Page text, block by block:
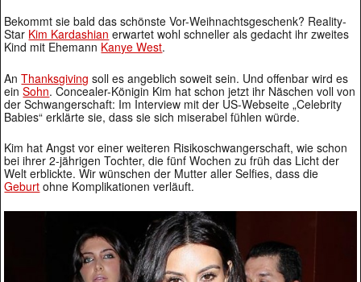
Bekommt sie bald das schönste Vor-Weihnachtsgeschenk? Reality-
Star Kim Kardashian erwartet wohl schneller als gedacht ihr zweites
Kind mit Ehemann Kanye West.
AnThanksgiving soll es angeblich soweit sein. Und offenbar wird es
einSohn. Concealer-Königin Kim hat schon jetzt ihr Näschen voll von
der Schwangerschaft: Im Interview mit der US-Webseite „Celebrity
Babies“ erklärte sie, dass sie sich miserabel fühlen würde.
Kim hat Angst vor einer weiteren Risikoschwangerschaft, wie schon
bei ihrer 2-jährigen Tochter, die fünf Wochen zu früh das Licht der
Welt erblickte. Wir wünschen der Mutter aller Selfies, dass die
Geburt ohne Komplikationen verläuft.